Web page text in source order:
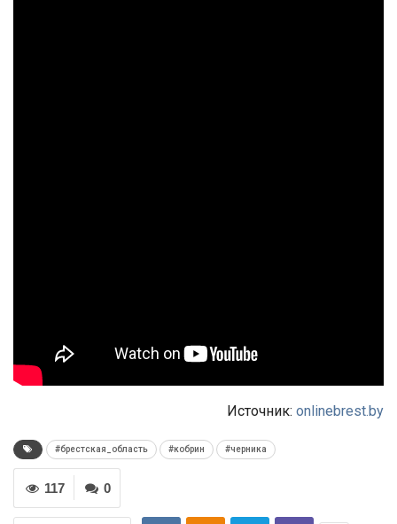
Источник: onlinebrest.by
#брестская_область #кобрин #черника
0
117